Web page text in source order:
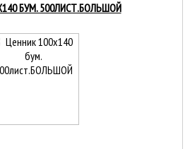
БУМ. 500ЛИСТ.БОЛЬШОЙ